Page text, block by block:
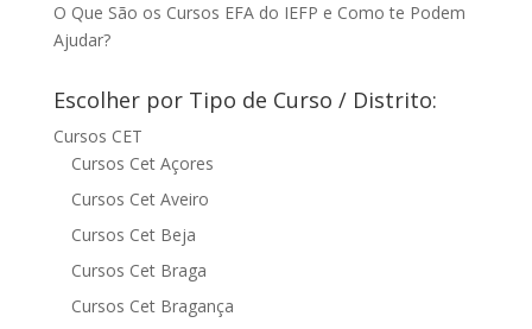
O Que São os Cursos EFA do IEFP e Como te Podem
Ajudar?
Escolher por Tipo de Curso / Distrito:
Cursos CET
Cursos Cet Açores
Cursos Cet Aveiro
Cursos Cet Beja
Cursos Cet Braga
Cursos Cet Bragança